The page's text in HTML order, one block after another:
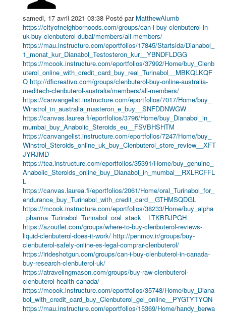
samedi, 17 avril 2021 03:38 Posté par MatthewAlumb
https://cityofneighborhoods.com/groups/can-i-buy-clenbuterol-in-
uk-buy-clenbuterol-dubai/members/all-members/
https://mau.instructure.com/eportfolios/17845/Startsida/Dianabol_
1_monat_kur_Dianabol_Testosteron_kur__YBNDFLDGG
https://mcook.instructure.com/eportfolios/37992/Home/buy_Clenb
uterol_online_with_credit_card_buy_real_Turinabol__MBKQLKQF
Q http://dficreativo.com/groups/clenbuterol-buy-online-australia-
meditech-clenbuterol-australia/members/all-members/
https://canvangelist.instructure.com/eportfolios/7017/Home/buy_
Winstrol_in_australia_masteron_e_buy__SNFDDNWGW
https://canvas.laurea.fi/eportfolios/3796/Home/buy_Dianabol_in_
mumbai_buy_Anabolic_Steroids_eu__FSVBHSHTM
https://canvangelist.instructure.com/eportfolios/7247/Home/buy_
Winstrol_Steroids_online_uk_buy_Clenbuterol_store_review__XFT
JYRJMD
https://tea.instructure.com/eportfolios/35391/Home/buy_genuine_
Anabolic_Steroids_online_buy_Dianabol_in_mumbai__RXLRCFFL
L
https://canvas.laurea.fi/eportfolios/2061/Home/oral_Turinabol_for_
endurance_buy_Turinabol_with_credit_card__GTHMSQDGL
https://mcook.instructure.com/eportfolios/38233/Home/buy_alpha
_pharma_Turinabol_Turinabol_oral_stack__LTKBRJPGH
https://azoutlet.com/groups/where-to-buy-clenbuterol-reviews-
liquid-clenbuterol-does-it-work/ http://penmov.ir/groups/buy-
clenbuterol-safely-online-es-legal-comprar-clenbuterol/
https://irideshotgun.com/groups/can-i-buy-clenbuterol-in-canada-
buy-research-clenbuterol-uk/
https://atravelingmason.com/groups/buy-raw-clenbuterol-
clenbuterol-health-canada/
https://mcook.instructure.com/eportfolios/35748/Home/buy_Diana
bol_with_credit_card_buy_Clenbuterol_gel_online__PYGTYTYQN
https://mau.instructure.com/eportfolios/15369/Home/handy_berwa